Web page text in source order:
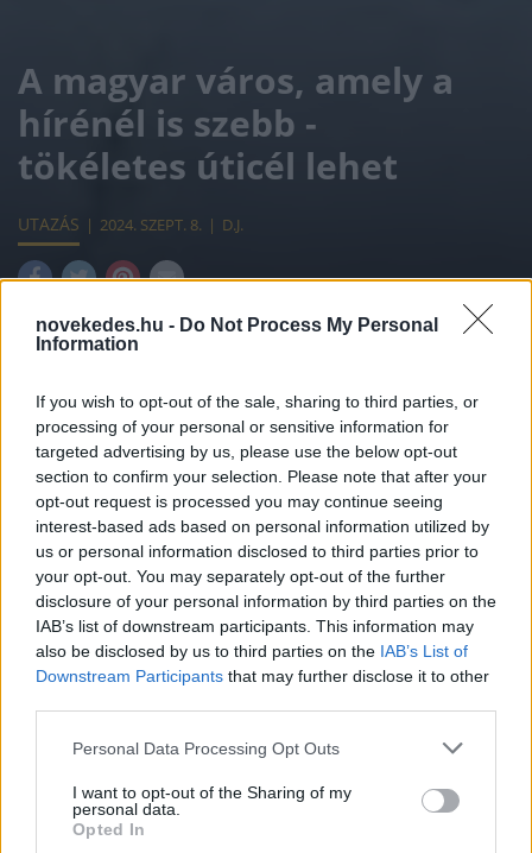
novekedes.hu - Do Not Process My Personal
Information
If you wish to opt-out of the sale, sharing to third parties, or
processing of your personal or sensitive information for
targeted advertising by us, please use the below opt-out
section to confirm your selection. Please note that after your
opt-out request is processed you may continue seeing
interest-based ads based on personal information utilized by
us or personal information disclosed to third parties prior to
your opt-out. You may separately opt-out of the further
disclosure of your personal information by third parties on the
IAB’s list of downstream participants. This information may
also be disclosed by us to third parties on the IAB’s List of
Downstream Participants that may further disclose it to other
Please note that this website/app uses one or more Google
not limited to your visit or usage behaviour. You may click to
grant or deny consent to Google and its third-party tags to
use your data for below specified purposes in below Google
Personal Data Processing Opt Outs
I want to opt-out of the Sharing of my
personal data.
Opted In
A magyar város, amely a
hírénél is szebb -
tökéletes úticél lehet
UTAZÁS 2024. SZEPT. 8. D.J.
A rovat támogatója:
A "vénasszonyok nyarán" még érdemes
felkeresni az ország turisztikai
gyöngyszemét, Szeged városát.
Magyarország elhelyezkedése elég
szerencsésnek mondató, abban az
értelemben, hogy minket ritkán ráznak meg